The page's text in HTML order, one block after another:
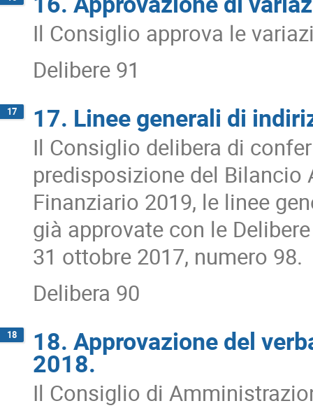
Il Consiglio approva le
Delibere 91
17 17. Linee generali di
Il Consiglio delibera di
predisposizione del Bilancio
Finanziario 2019, le linee
già approvate con le
31 ottobre 2017, numero 98.
Delibera 90
18 18. Approvazione del
2018.
Il Consiglio di